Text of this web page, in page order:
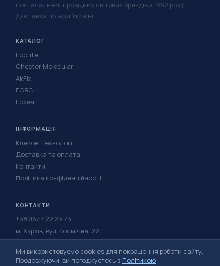
постачальник провідних світових брендів з 1992 року.
Доставка по всій Україні.
КАТАЛОГ
Loctite
Chester Molecular
AkFix
FORCH
Loxeal
ІНФОРМАЦІЯ
Клейові технології
Доставка та оплата
Контакти
Політика конфіденційності
КОНТАКТИ
+38 067 422 23 73
м. Харків, вул. Космічна, 22
Написати в Telegram
Написати у Viber
Ми використовуємо cookies для покращення роботи сайту.
Продовжуючи, ви погоджуєтесь з Політикою